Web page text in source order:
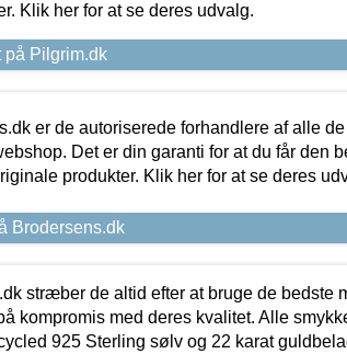
Klik her for at se deres udvalg.
på Pilgrim.dk
er de autoriserede forhandlere af alle
Det er din garanti for at du får den
produkter. Klik her for at se deres
Brodersens.dk
stræber de altid efter at bruge de bedste
kompromis med deres kvalitet. Alle
925 Sterling sølv og 22 karat